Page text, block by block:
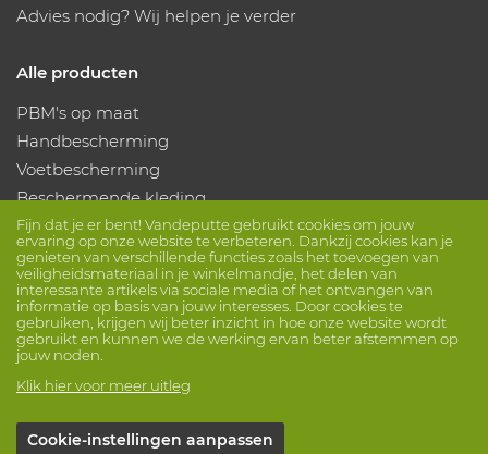
Fijn dat je er bent! Vandeputte gebruikt cookies om jouw
ervaring op onze website te verbeteren. Dankzij cookies kan je
genieten van verschillende functies zoals het toevoegen van
veiligheidsmateriaal in je winkelmandje, het delen van
interessante artikels via sociale media of het ontvangen van
informatie op basis van jouw interesses. Door cookies te
gebruiken, krijgen wij beter inzicht in hoe onze website wordt
gebruikt en kunnen we de werking ervan beter afstemmen op
jouw noden.
Klik hier voor meer uitleg
Cookie-instellingen aanpassen
Advies nodig? Wij helpen je verder
Alle producten
PBM's op maat
Handbescherming
Voetbescherming
Beschermende kleding
Volg ons
Disclaimer
Cookie-instellingen